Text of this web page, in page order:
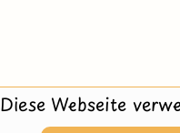
Diese Webseite